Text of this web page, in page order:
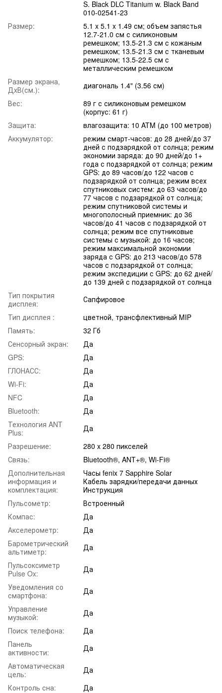
S. Black DLC Titanium w. Black Band
010-02541-23
Размер:
5.1 x 5.1 x 1.49 см; объем запястья
12.7-21.0 см с силиконовым
ремешком; 13.5-21.3 см с кожаным
ремешком; 13.5-21.3 см с тканевым
ремешком; 13.5-22.5 см с
металлическим ремешком
Размер экрана,
ДxВ(см.):
диагональ 1.4" (3.56 см)
Вес:
89 г с силиконовым ремешком
(корпус: 61 г)
Защита:
влагозащита: 10 ATM (до 100 метров)
Аккумулятор:
режим смарт-часов: до 28 дней/до 37
дней с подзарядкой от солнца; режим
экономии заряда: до 90 дней/до 1+
года с подзарядкой от солнца; режим
GPS: до 89 часов/до 122 часов с
подзарядкой от солнца; режим всех
спутниковых систем: до 63 часов/до
77 часов с подзарядкой от солнца;
режим спутниковой системы и
многополосный приемник: до 36
часов/до 41 часов с подзарядкой от
солнца; режим все спутниковые
системы с музыкой: до 16 часов;
режим максимальной экономии
заряда с GPS: до 213 часов/до 578
часов с подзарядкой от солнца;
режим экспедиции с GPS: до 62 дней/
до 139 дней с подзарядкой от солнца
Тип покрытия
дисплея:
Сапфировое
Тип дисплея :
цветной, трансфлективный MIP
Память:
32 Гб
Сенсорный экран:
Да
GPS:
Да
ГЛОНАСС:
Да
Wi-Fi:
Да
NFC
Да
Bluetooth:
Да
Технология ANT
Plus:
Да
Разрешение:
280 x 280 пикселей
Связь:
Bluetooth®, ANT+®, Wi-Fi®
Дополнительная
информация и
комплектация:
Часы fenix 7 Sapphire Solar
Кабель зарядки/передачи данных
Инструкция
Пульсометр:
Встроенный
Компас:
Да
Акселерометр:
Да
Барометрический
альтиметр:
Да
Пульсоксиметр
Pulse Ox:
Да
Уведомления со
смартфона:
Да
Управление
музыкой:
Да
Поиск телефона:
Да
Панель
активности:
Да
Автоматическая
цель:
Да
Контроль сна:
Да